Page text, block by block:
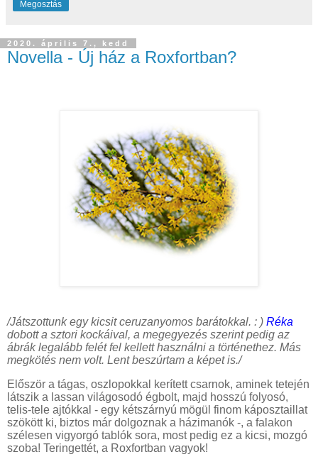
Megosztás
2020. április 7., kedd
Novella - Új ház a Roxfortban?
/Játszottunk egy kicsit ceruzanyomos barátokkal. : ) Réka
dobott a sztori kockáival, a megegyezés szerint pedig az
ábrák legalább felét fel kellett használni a történethez. Más
megkötés nem volt. Lent beszúrtam a képet is./
Először a tágas, oszlopokkal kerített csarnok, aminek tetején
látszik a lassan világosodó égbolt, majd hosszú folyosó,
telis-tele ajtókkal - egy kétszárnyú mögül finom káposztaillat
szökött ki, biztos már dolgoznak a házimanók -, a falakon
szélesen vigyorgó tablók sora, most pedig ez a kicsi, mozgó
szoba! Teringettét, a Roxfortban vagyok!